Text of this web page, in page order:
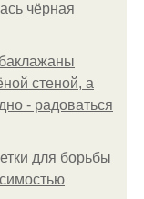
чёрная
стеной, а
- радоваться
для борьбы